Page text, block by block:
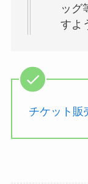
ッグ
すよ
チケット販